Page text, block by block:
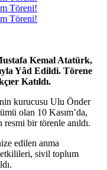
Kemal Atatürk,
Yâd Edildi. Törene
Katıldı.
kurucusu Ulu Önder
olan 10 Kasım’da,
bir törenle anıldı.
edilen anma
sivil toplum